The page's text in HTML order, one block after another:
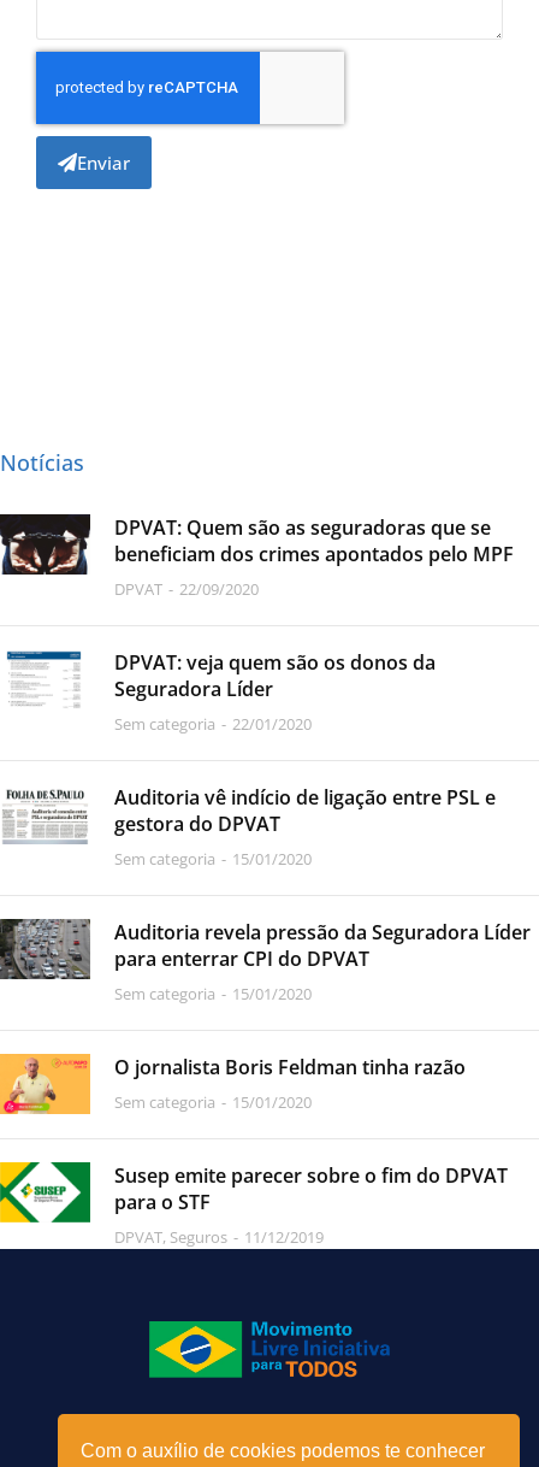
Enviar
Notícias
DPVAT: Quem são as seguradoras que se
beneficiam dos crimes apontados pelo MPF
DPVAT 22/09/2020
DPVAT: veja quem são os donos da
Seguradora Líder
Sem categoria 22/01/2020
Auditoria vê indício de ligação entre PSL e
gestora do DPVAT
Sem categoria 15/01/2020
Auditoria revela pressão da Seguradora Líder
para enterrar CPI do DPVAT
Sem categoria 15/01/2020
O jornalista Boris Feldman tinha razão
Sem categoria 15/01/2020
Susep emite parecer sobre o fim do DPVAT
para o STF
DPVAT, Seguros 11/12/2019
Menu
Com o auxílio de cookies podemos te conhecer